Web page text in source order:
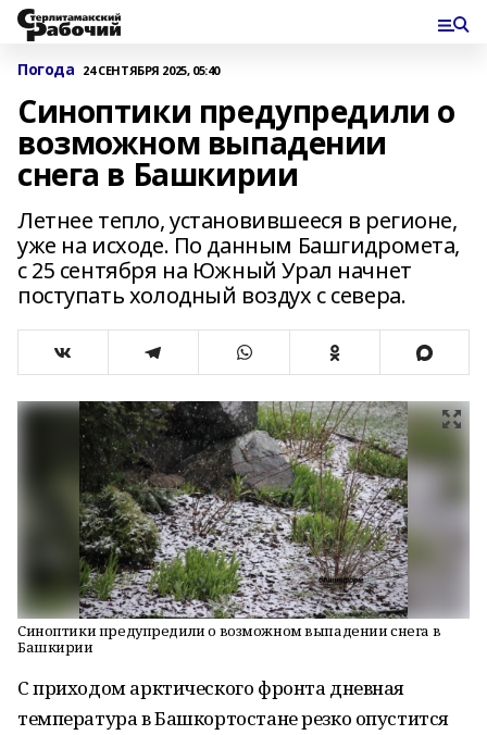
Погода 24 СЕНТЯБРЯ 2025, 05:40
Синоптики предупредили о
возможном выпадении
снега в Башкирии
Летнее тепло, установившееся в регионе,
уже на исходе. По данным Башгидромета,
с 25 сентября на Южный Урал начнет
поступать холодный воздух с севера.
Синоптики предупредили о возможном выпадении снега в
Башкирии
С приходом арктического фронта дневная
температура в Башкортостане резко опустится